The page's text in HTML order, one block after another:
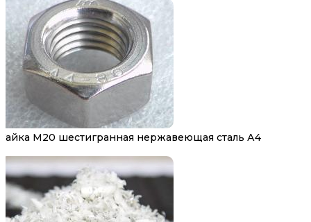
Гайка М20 шестигранная нержавеющая сталь А4